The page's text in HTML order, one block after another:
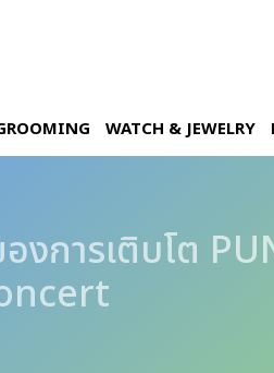
WATCH & JEWELRY
การเติบโต